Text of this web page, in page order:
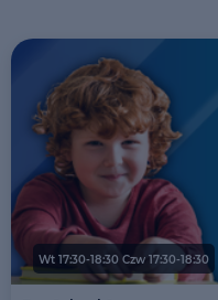
Wt 17:30-18:30 Czw 17:30-18:30